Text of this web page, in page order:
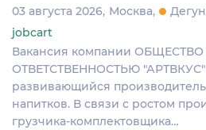
03 августа 2026 Москва
jobcart
Вакансия компании
ОТВЕТСТВЕННОСТЬЮ
развивающийся
напитков. В связи с ростом
грузчика-комплектовщика…